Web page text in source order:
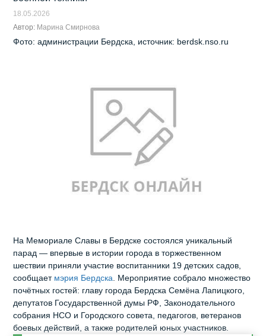
18.05.2026
Автор: Марина Смирнова
Фото: администрации Бердска, источник: berdsk.nso.ru
На Мемориале Славы в Бердске состоялся уникальный
парад — впервые в истории города в торжественном
шествии приняли участие воспитанники 19 детских садов,
сообщает мэрия Бердска . Мероприятие собрало множество
почётных гостей: главу города Бердска Семёна Лапицкого,
депутатов Государственной думы РФ, Законодательного
собрания НСО и Городского совета, педагогов, ветеранов
боевых действий, а также родителей юных участников.